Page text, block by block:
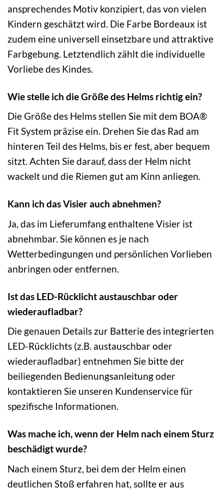
ansprechendes Motiv konzipiert, das von vielen
Kindern geschätzt wird. Die Farbe Bordeaux ist
zudem eine universell einsetzbare und attraktive
Farbgebung. Letztendlich zählt die individuelle
Vorliebe des Kindes.
Wie stelle ich die Größe des Helms richtig ein?
Die Größe des Helms stellen Sie mit dem BOA®
Fit System präzise ein. Drehen Sie das Rad am
hinteren Teil des Helms, bis er fest, aber bequem
sitzt. Achten Sie darauf, dass der Helm nicht
wackelt und die Riemen gut am Kinn anliegen.
Kann ich das Visier auch abnehmen?
Ja, das im Lieferumfang enthaltene Visier ist
abnehmbar. Sie können es je nach
Wetterbedingungen und persönlichen Vorlieben
anbringen oder entfernen.
Ist das LED-Rücklicht austauschbar oder
wiederaufladbar?
Die genauen Details zur Batterie des integrierten
LED-Rücklichts (z.B. austauschbar oder
wiederaufladbar) entnehmen Sie bitte der
beiliegenden Bedienungsanleitung oder
kontaktieren Sie unseren Kundenservice für
spezifische Informationen.
Was mache ich, wenn der Helm nach einem Sturz
beschädigt wurde?
Nach einem Sturz, bei dem der Helm einen
deutlichen Stoß erfahren hat, sollte er aus